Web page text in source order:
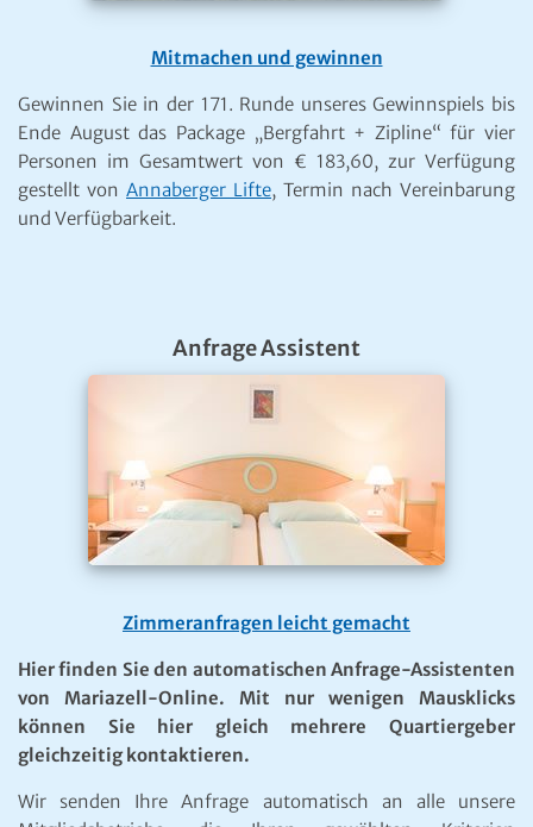
Mitmachen und gewinnen
Gewinnen Sie in der 171. Runde unseres Gewinnspiels bis
Ende August das Package „Bergfahrt + Zipline“ für vier
Personen im Gesamtwert von € 183,60, zur Verfügung
gestellt von Annaberger Lifte, Termin nach Vereinbarung
und Verfügbarkeit.
Anfrage Assistent
Zimmeranfragen leicht gemacht
Hier finden Sie den automatischen Anfrage-Assistenten
von Mariazell-Online. Mit nur wenigen Mausklicks
können Sie hier gleich mehrere Quartiergeber
gleichzeitig kontaktieren.
Wir senden Ihre Anfrage automatisch an alle unsere